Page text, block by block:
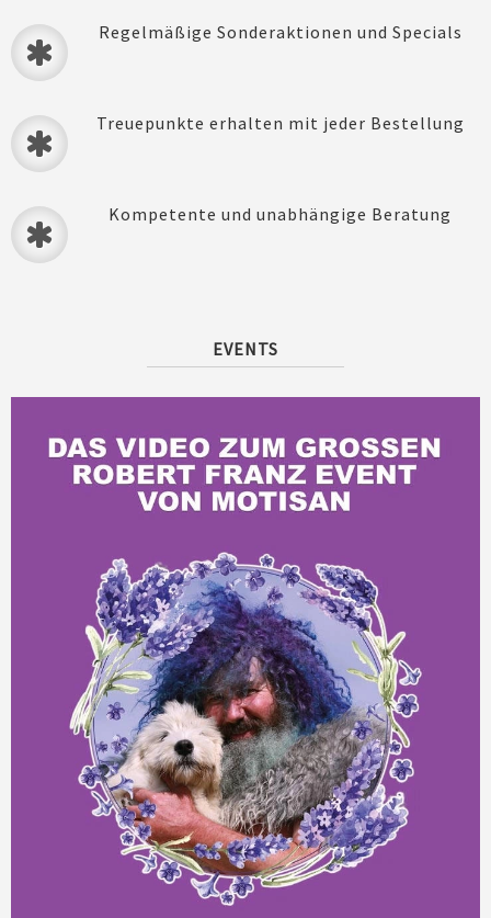
Regelmäßige Sonderaktionen und Specials
Treuepunkte erhalten mit jeder Bestellung
Kompetente und unabhängige Beratung
EVENTS